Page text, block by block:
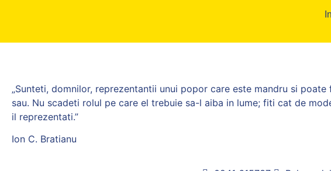
„Sunteti, domnilor, reprezentantii unui popor care este mandru si
sau. Nu scadeti rolul pe care el trebuie sa-l aiba in lume; fiti cat de
il reprezentati.”
Ion C. Bratianu